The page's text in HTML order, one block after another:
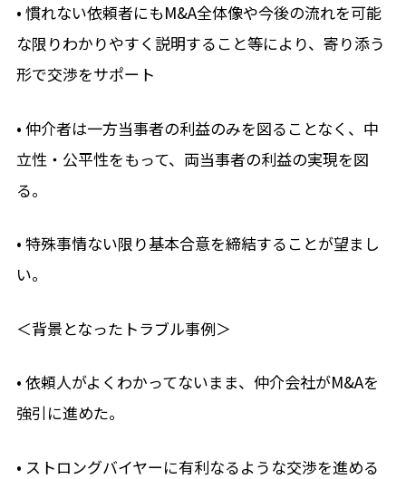
• 慣れない依頼者にもM&A全体像や今後の流れを可能
な限りわかりやすく説明すること等により、寄り添う
形で交渉をサポート
• 仲介者は一方当事者の利益のみを図ることなく、中
立性・公平性をもって、両当事者の利益の実現を図
る。
• 特殊事情ない限り基本合意を締結することが望まし
い。
＜背景となったトラブル事例＞
• 依頼人がよくわかってないまま、仲介会社がM&Aを
強引に進めた。
• ストロングバイヤーに有利なるような交渉を進める